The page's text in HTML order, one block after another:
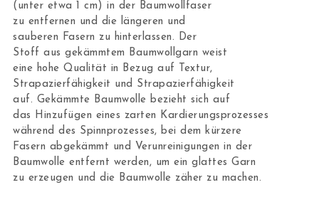
(unter etwa 1 cm) in der Baumwollfaser
zu entfernen und die längeren und
sauberen Fasern zu hinterlassen. Der
Stoff aus gekämmtem Baumwollgarn weist
eine hohe Qualität in Bezug auf Textur,
Strapazierfähigkeit und Strapazierfähigkeit
auf. Gekämmte Baumwolle bezieht sich auf
das Hinzufügen eines zarten Kardierungsprozesses
während des Spinnprozesses, bei dem kürzere
Fasern abgekämmt und Verunreinigungen in der
Baumwolle entfernt werden, um ein glattes Garn
zu erzeugen und die Baumwolle zäher zu machen.